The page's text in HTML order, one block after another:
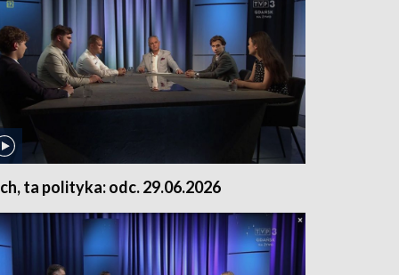
ta polityka: odc. 29.06.2026